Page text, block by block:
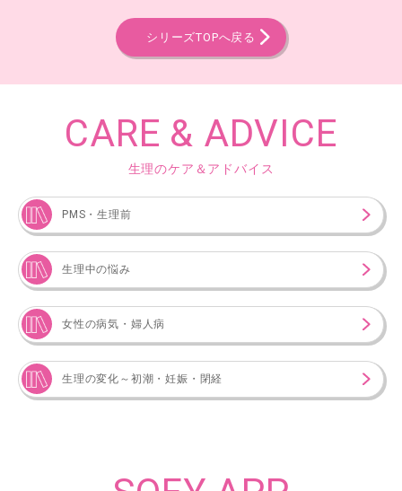
シリーズTOPへ戻る
CARE & ADVICE
生理のケア＆アドバイス
PMS・生理前
生理中の悩み
女性の病気・婦人病
生理の変化～初潮・妊娠・閉経